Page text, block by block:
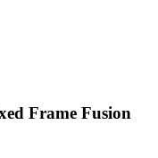
Frame Fusion